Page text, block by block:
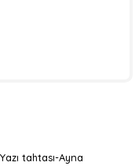
tahtası-Ayna